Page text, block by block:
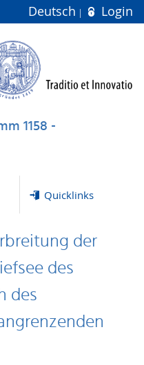
Deutsch Login
1158 -
Quicklinks
der
des
des